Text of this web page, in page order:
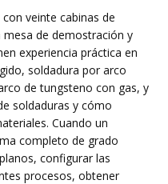
veinte cabinas de
de demostración y
experiencia práctica en
soldadura por arco
de tungsteno con gas, y
soldaduras y cómo
Cuando un
completo de grado
configurar las
procesos, obtener